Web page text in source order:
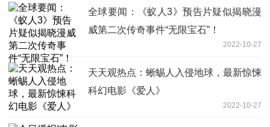
全球要闻：《蚁人3》预告片疑似揭晓漫
威第二次传奇事件“无限宝石”！
2022-10-27
天天观热点：蜥蜴人入侵地球，最新惊悚
科幻电影《爱人》
2022-10-27